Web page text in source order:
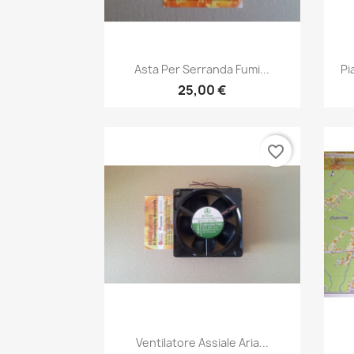
Anteprima
Asta Per Serranda Fumi...
25,00 €
Anteprima
Ventilatore Assiale Aria...
favorite_border